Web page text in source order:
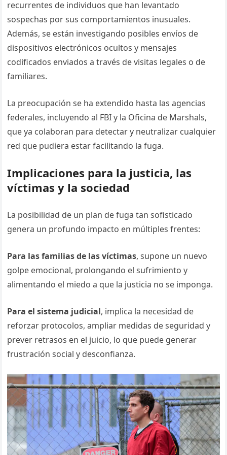
recurrentes de individuos que han levantado
sospechas por sus comportamientos inusuales.
Además, se están investigando posibles envíos de
dispositivos electrónicos ocultos y mensajes
codificados enviados a través de visitas legales o de
familiares.
La preocupación se ha extendido hasta las agencias
federales, incluyendo al FBI y la Oficina de Marshals,
que ya colaboran para detectar y neutralizar cualquier
red que pudiera estar facilitando la fuga.
Implicaciones para la justicia, las
víctimas y la sociedad
La posibilidad de un plan de fuga tan sofisticado
genera un profundo impacto en múltiples frentes:
Para las familias de las víctimas, supone un nuevo
golpe emocional, prolongando el sufrimiento y
alimentando el miedo a que la justicia no se imponga.
Para el sistema judicial, implica la necesidad de
reforzar protocolos, ampliar medidas de seguridad y
prever retrasos en el juicio, lo que puede generar
frustración social y desconfianza.